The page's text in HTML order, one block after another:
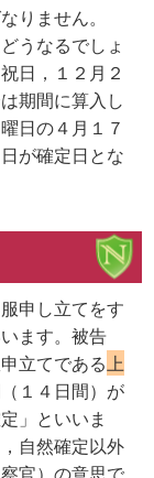
りません。
うなるでしょ
日，１２月２
期間に算入し
日の４月１７
が確定日とな
申し立てをす
ます。被告
立てである上
１４日間）が
」といいま
自然確定以外